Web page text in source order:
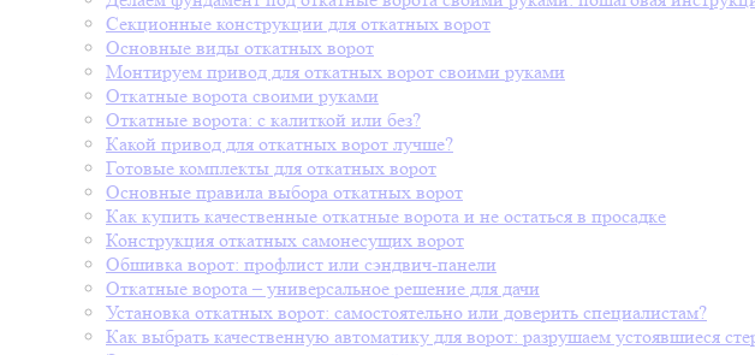
Секционные конструкции для откатных ворот
Основные виды откатных ворот
Монтируем привод для откатных ворот своими руками
Откатные ворота своими руками
Откатные ворота: с калиткой или без?
Какой привод для откатных ворот лучше?
Готовые комплекты для откатных ворот
Основные правила выбора откатных ворот
Как купить качественные откатные ворота и не остаться в просадке
Конструкция откатных самонесущих ворот
Обшивка ворот: профлист или сэндвич-панели
Откатные ворота – универсальное решение для дачи
Установка откатных ворот: самостоятельно или доверить специалистам?
Как выбрать качественную автоматику для ворот: разрушаем устоявшиеся